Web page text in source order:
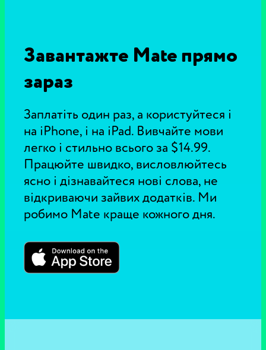
Завантажте Mate прямо
зараз
Заплатіть один раз, а користуйтеся і
на iPhone, і на iPad. Вивчайте мови
легко і стильно всього за $14.99.
Працюйте швидко, висловлюйтесь
ясно і дізнавайтеся нові слова, не
відкриваючи зайвих додатків. Ми
робимо Mate краще кожного дня.